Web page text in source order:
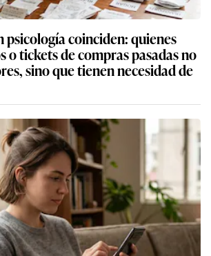
psicología coinciden: quienes
o tickets de compras pasadas no
sino que tienen necesidad de